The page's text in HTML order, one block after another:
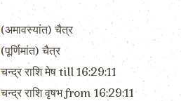
(अमावस्यांत) चैत्र
(पूर्णिमांत) चैत्र
चन्द्र राशि मेष till 16:29:11
चन्द्र राशि वृषभ from 16:29:11